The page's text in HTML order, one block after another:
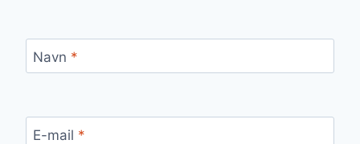
Navn *
E-mail *